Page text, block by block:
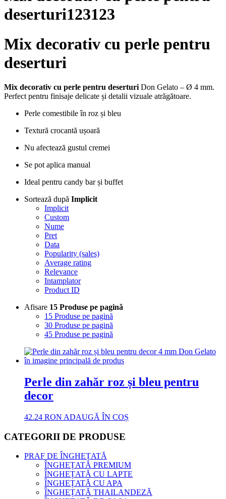
deserturi123123
Mix decorativ cu perle pentru
deserturi
Mix decorativ cu perle pentru deserturi Don Gelato – Ø 4 mm.
Perfect pentru finisaje delicate și detalii vizuale atrăgătoare.
Perle comestibile în roz și bleu
Textură crocantă ușoară
Nu afectează gustul cremei
Se pot aplica manual
Ideal pentru candy bar și buffet
Sortează după Implicit
Implicit
Custom
Nume
Pret
Data
Popularity (sales)
Average rating
Relevance
Intamplator
Product ID
Afisare 15 Produse pe pagină
15 Produse pe pagină
30 Produse pe pagină
45 Produse pe pagină
Perle din zahăr roz și bleu pentru
decor
42.24 RON ADAUGĂ ÎN COȘ
CATEGORII DE PRODUSE
PRAF DE ÎNGHEȚATĂ
ÎNGHEȚATĂ PREMIUM
ÎNGHEȚATĂ CU LAPTE
ÎNGHEȚATĂ CU APA
ÎNGHEȚATĂ THAILANDEZĂ